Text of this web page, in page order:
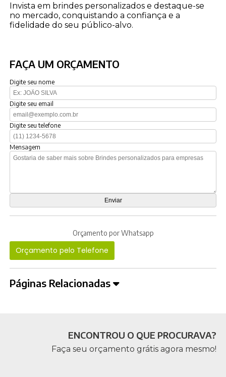
Invista em brindes personalizados e destaque-se
no mercado, conquistando a confiança e a
fidelidade do seu público-alvo.
FAÇA UM ORÇAMENTO
Digite seu nome
Digite seu email
Digite seu telefone
Mensagem
Orçamento por Whatsapp
Orçamento pelo Telefone
Páginas Relacionadas
ENCONTROU O QUE PROCURAVA?
Faça seu orçamento grátis agora mesmo!